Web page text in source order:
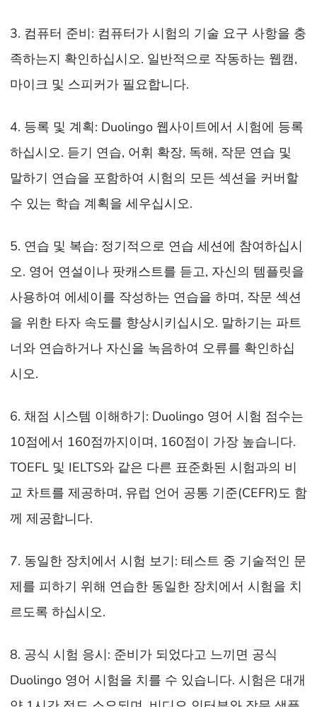
3. 컴퓨터 준비: 컴퓨터가 시험의 기술 요구 사항을 충
족하는지 확인하십시오. 일반적으로 작동하는 웹캠,
마이크 및 스피커가 필요합니다.
4. 등록 및 계획: Duolingo 웹사이트에서 시험에 등록
하십시오. 듣기 연습, 어휘 확장, 독해, 작문 연습 및
말하기 연습을 포함하여 시험의 모든 섹션을 커버할
수 있는 학습 계획을 세우십시오.
5. 연습 및 복습: 정기적으로 연습 세션에 참여하십시
오. 영어 연설이나 팟캐스트를 듣고, 자신의 템플릿을
사용하여 에세이를 작성하는 연습을 하며, 작문 섹션
을 위한 타자 속도를 향상시키십시오. 말하기는 파트
너와 연습하거나 자신을 녹음하여 오류를 확인하십
시오.
6. 채점 시스템 이해하기: Duolingo 영어 시험 점수는
10점에서 160점까지이며, 160점이 가장 높습니다.
TOEFL 및 IELTS와 같은 다른 표준화된 시험과의 비
교 차트를 제공하며, 유럽 언어 공통 기준(CEFR)도 함
께 제공합니다.
7. 동일한 장치에서 시험 보기: 테스트 중 기술적인 문
제를 피하기 위해 연습한 동일한 장치에서 시험을 치
르도록 하십시오.
8. 공식 시험 응시: 준비가 되었다고 느끼면 공식
Duolingo 영어 시험을 치를 수 있습니다. 시험은 대개